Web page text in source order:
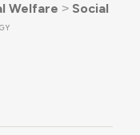
Welfare ˃ Social